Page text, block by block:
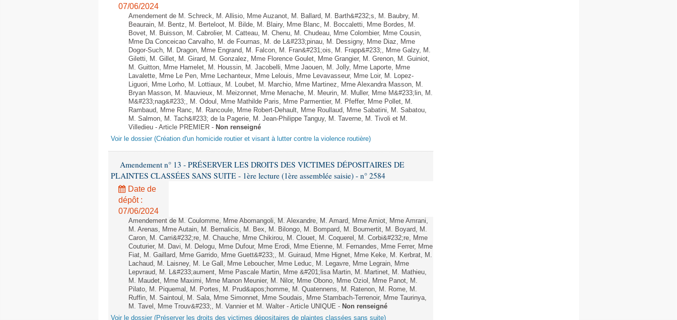
07/06/2024
Amendement de M. Schreck, M. Allisio, Mme Auzanot, M. Ballard, M. Barth&#232;s, M. Baubry, M.
Beaurain, M. Bentz, M. Berteloot, M. Bilde, M. Blairy, Mme Blanc, M. Boccaletti, Mme Bordes, M.
Bovet, M. Buisson, M. Cabrolier, M. Catteau, M. Chenu, M. Chudeau, Mme Colombier, Mme Cousin,
Mme Da Conceicao Carvalho, M. de Fournas, M. de L&#233;pinau, M. Dessigny, Mme Diaz, Mme
Dogor-Such, M. Dragon, Mme Engrand, M. Falcon, M. Fran&#231;ois, M. Frapp&#233;, Mme Galzy, M.
Giletti, M. Gillet, M. Girard, M. Gonzalez, Mme Florence Goulet, Mme Grangier, M. Grenon, M. Guiniot,
M. Guitton, Mme Hamelet, M. Houssin, M. Jacobelli, Mme Jaouen, M. Jolly, Mme Laporte, Mme
Lavalette, Mme Le Pen, Mme Lechanteux, Mme Lelouis, Mme Levavasseur, Mme Loir, M. Lopez-
Liguori, Mme Lorho, M. Lottiaux, M. Loubet, M. Marchio, Mme Martinez, Mme Alexandra Masson, M.
Bryan Masson, M. Mauvieux, M. Meizonnet, Mme Menache, M. Meurin, M. Muller, Mme M&#233;lin, M.
M&#233;nag&#233;, M. Odoul, Mme Mathilde Paris, Mme Parmentier, M. Pfeffer, Mme Pollet, M.
Rambaud, Mme Ranc, M. Rancoule, Mme Robert-Dehault, Mme Roullaud, Mme Sabatini, M. Sabatou,
M. Salmon, M. Tach&#233; de la Pagerie, M. Jean-Philippe Tanguy, M. Taverne, M. Tivoli et M.
Villedieu - Article PREMIER - Non renseigné
Voir le dossier (Création d'un homicide routier et visant à lutter contre la violence routière)
Amendement n° 13 - PRÉSERVER LES DROITS DES VICTIMES DÉPOSITAIRES DE
PLAINTES CLASSÉES SANS SUITE - 1ère lecture (1ère assemblée saisie) - n° 2584
Date de
dépôt :
07/06/2024
Amendement de M. Coulomme, Mme Abomangoli, M. Alexandre, M. Amard, Mme Amiot, Mme Amrani,
M. Arenas, Mme Autain, M. Bernalicis, M. Bex, M. Bilongo, M. Bompard, M. Boumertit, M. Boyard, M.
Caron, M. Carri&#232;re, M. Chauche, Mme Chikirou, M. Clouet, M. Coquerel, M. Corbi&#232;re, Mme
Couturier, M. Davi, M. Delogu, Mme Dufour, Mme Erodi, Mme Etienne, M. Fernandes, Mme Ferrer, Mme
Fiat, M. Gaillard, Mme Garrido, Mme Guett&#233;, M. Guiraud, Mme Hignet, Mme Keke, M. Kerbrat, M.
Lachaud, M. Laisney, M. Le Gall, Mme Leboucher, Mme Leduc, M. Legavre, Mme Legrain, Mme
Lepvraud, M. L&#233;aument, Mme Pascale Martin, Mme &#201;lisa Martin, M. Martinet, M. Mathieu,
M. Maudet, Mme Maximi, Mme Manon Meunier, M. Nilor, Mme Obono, Mme Oziol, Mme Panot, M.
Pilato, M. Piquemal, M. Portes, M. Prud&apos;homme, M. Quatennens, M. Ratenon, M. Rome, M.
Ruffin, M. Saintoul, M. Sala, Mme Simonnet, Mme Soudais, Mme Stambach-Terrenoir, Mme Taurinya,
M. Tavel, Mme Trouv&#233;, M. Vannier et M. Walter - Article UNIQUE - Non renseigné
Voir le dossier (Préserver les droits des victimes dépositaires de plaintes classées sans suite)